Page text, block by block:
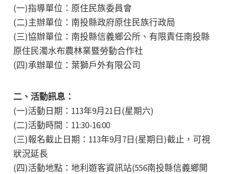
(一)指導單位：原住民族委員會
(二)主辦單位：南投縣政府原住民族行政局
(三)協辦單位：南投縣信義鄉公所、有限責任南投縣
原住民濁水布農林業暨勞動合作社
(四)承辦單位：葉獅戶外有限公司
二、活動訊息：
(一)活動日期：113年9月21日(星期六)
(二)活動時間：11:30-16:00
(三)報名截止日期：113年9月7日(星期日)截止，可視
狀況延長
(四)活動地點：地利遊客資訊站(556南投縣信義鄉開